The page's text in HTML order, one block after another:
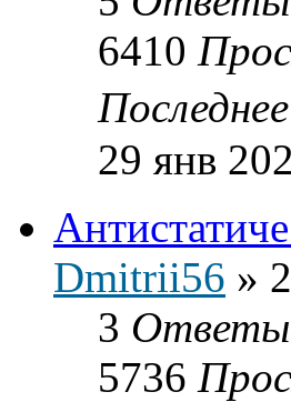
6410
29 янв
Dmitrii56 »
3 Ответы
5736